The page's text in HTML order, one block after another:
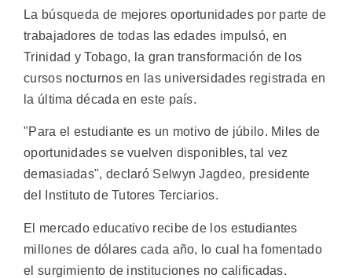
La búsqueda de mejores oportunidades por parte de
trabajadores de todas las edades impulsó, en
Trinidad y Tobago, la gran transformación de los
cursos nocturnos en las universidades registrada en
la última década en este país.
"Para el estudiante es un motivo de júbilo. Miles de
oportunidades se vuelven disponibles, tal vez
demasiadas", declaró Selwyn Jagdeo, presidente
del Instituto de Tutores Terciarios.
El mercado educativo recibe de los estudiantes
millones de dólares cada año, lo cual ha fomentado
el surgimiento de instituciones no calificadas.